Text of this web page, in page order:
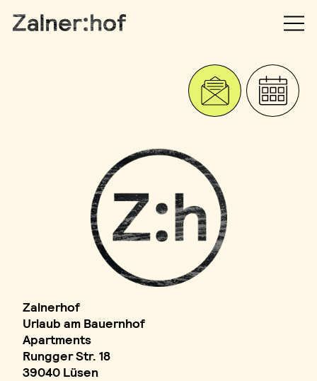
Zalnerhof
Urlaub am Bauernhof
Apartments
Rungger Str. 18
39040 Lüsen